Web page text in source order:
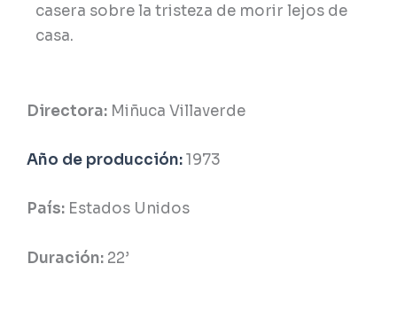
casera sobre la tristeza de morir lejos de
casa.
Directora: Miñuca Villaverde
Año de producción:1973
País: Estados Unidos
Duración: 22’